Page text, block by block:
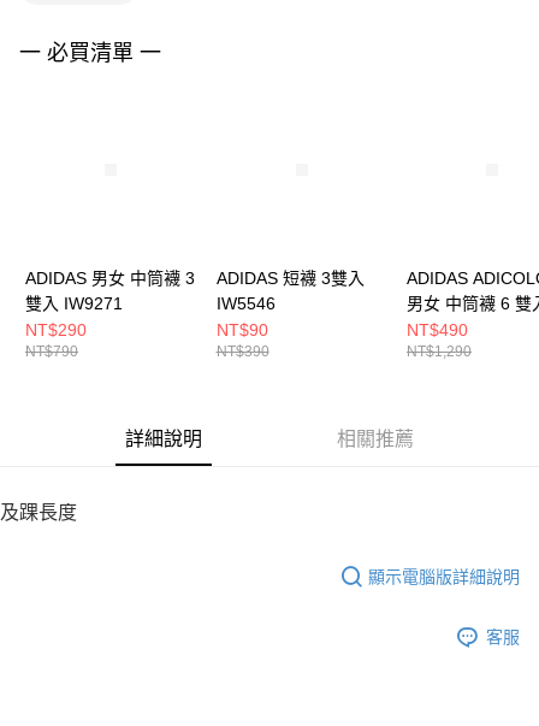
４．使用「AFTEE先享後付」時，將依據個別帳號之用戶狀況，依本公司即
一 必買清單 一
ADIDAS 男女 中筒襪 3
雙入 IW9271
NT$290
NT$790
ADIDAS 短襪 3雙入
IW5546
NT$90
NT$390
ADIDAS
男女 中筒襪 6 雙
IT7571
NT$490
NT$1,290
詳細說明 相關推薦
及踝長度
顯示電腦版詳細說明
客服